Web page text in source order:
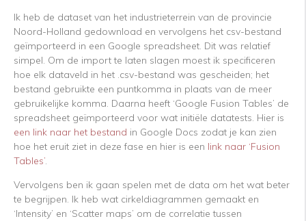
Ik heb de dataset van het industrieterrein van de provincie
Noord-Holland gedownload en vervolgens het csv-bestand
geïmporteerd in een Google spreadsheet. Dit was relatief
simpel. Om de import te laten slagen moest ik specificeren
hoe elk dataveld in het .csv-bestand was gescheiden; het
bestand gebruikte een puntkomma in plaats van de meer
gebruikelijke komma. Daarna heeft ‘Google Fusion Tables’ de
spreadsheet geïmporteerd voor wat initiële datatests. Hier is
een link naar het bestand in Google Docs zodat je kan zien
hoe het eruit ziet in deze fase en hier is een link naar ‘Fusion
Tables’.
Vervolgens ben ik gaan spelen met de data om het wat beter
te begrijpen. Ik heb wat cirkeldiagrammen gemaakt en
‘Intensity’ en ‘Scatter maps’ om de correlatie tussen